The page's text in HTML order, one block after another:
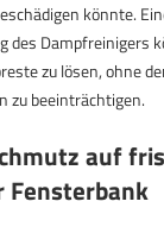
könnte.
des Dampfreinigers
zu lösen, ohne
zu beeinträchtigen.
auf
Fensterbank